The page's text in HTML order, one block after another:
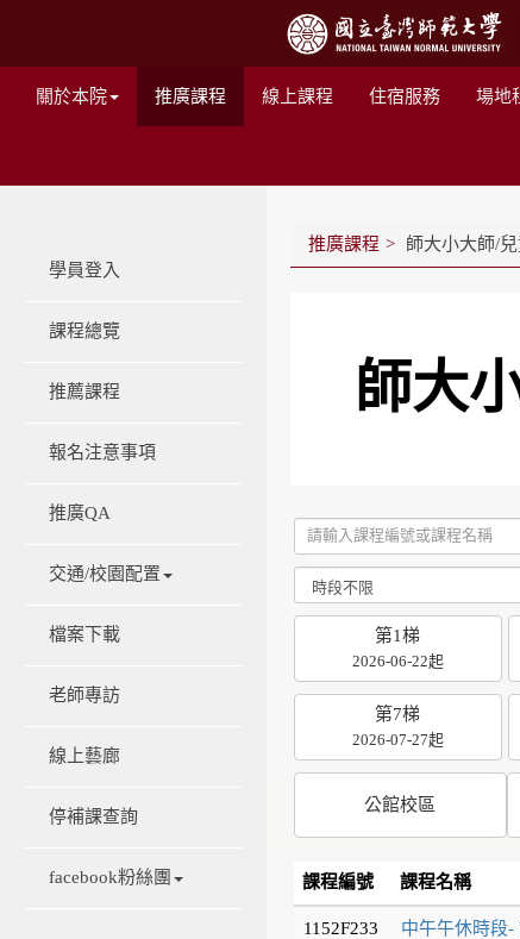
關於本院 推廣課程 線上課程 住宿服務 場地
學員登入
課程總覽
推薦課程
報名注意事項
推廣QA
交通/校園配置
檔案下載
老師專訪
線上藝廊
停補課查詢
facebook粉絲團
推廣課程 師大小大師/
師大
第1梯
2026-06-22起
第7梯
2026-07-27起
公館校區
課程編號 課程名稱
1152F233 中午午休時段-